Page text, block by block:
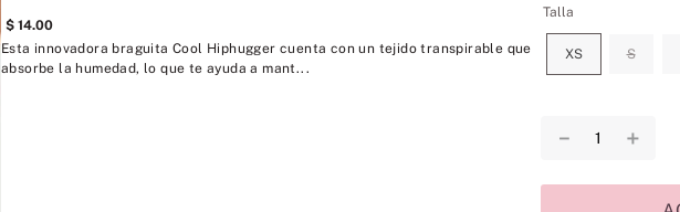
14.00
Esta innovadora braguita Cool Hiphugger cuenta con un tejido transpirable que
absorbe la humedad, lo que te ayuda a mant...
Talla
XS S
＋
－